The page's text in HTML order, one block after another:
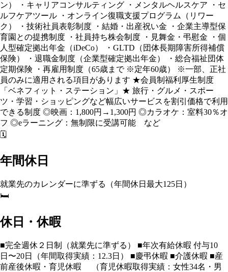
ン） ・キャリアコンサルティング ・メンタルヘルスケア ・セ
ルフケアツール ・オンライン復職支援プログラム（リワー
ク） ・技術社員表彰制度 ・結婚・出産祝い金 ・企業主導型保
育園との提携制度 ・社員持ち株会制度 ・見舞金・弔慰金 ・個
人型確定拠出年金（iDeCo） ・GLTD（団体長期障害所得補償
保険） ・退職金制度（企業型確定拠出年金） ・総合福祉団体
定期保険 ・再雇用制度（65歳まで ※定年60歳） ※一部、正社
員のみに適用される項目があります ★会員制福利厚生制度
「ベネフィット・ステーション」★ 旅行・グルメ・スポー
ツ・学習・ショッピングなど幅広いサービスを割引価格で利用
できる制度 ◎映画：1,800円→1,300円 ◎カラオケ：室料30％オ
フ ◎eラーニング：無制限に受講可能 など
🗓️
年間休日
就業先のカレンダーに準ずる（年間休日最大125日）
🛏️
休日・休暇
■完全週休２日制（就業先に準ずる） ■年次有給休暇 付与10
日〜20日（年間取得実績：12.3日） ■慶弔休暇 ■介護休暇 ■産
前産後休暇・育児休暇 （育児休暇取得実績：女性34名・男